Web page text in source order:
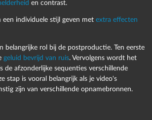
wilt knippen en druk je op de toets 'T'. Je
zijn geknipt.
en contrast.
een individuele stijl geven met extra effecten
belangrijke rol bij de postproductie. Ten eerste
geluid bevrijd van ruis. Vervolgens wordt het
de afzonderlijke sequenties verschillende
stap is vooral belangrijk als je video's
zijn van verschillende opnamebronnen.